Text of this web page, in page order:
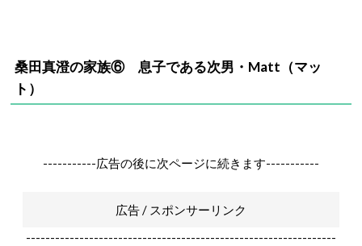
桑田真澄の家族⑥ 息子である次男・Matt（マッ
ト）
-----------広告の後に次ページに続きます-----------
広告 / スポンサーリンク
----------------------------------------------------------------